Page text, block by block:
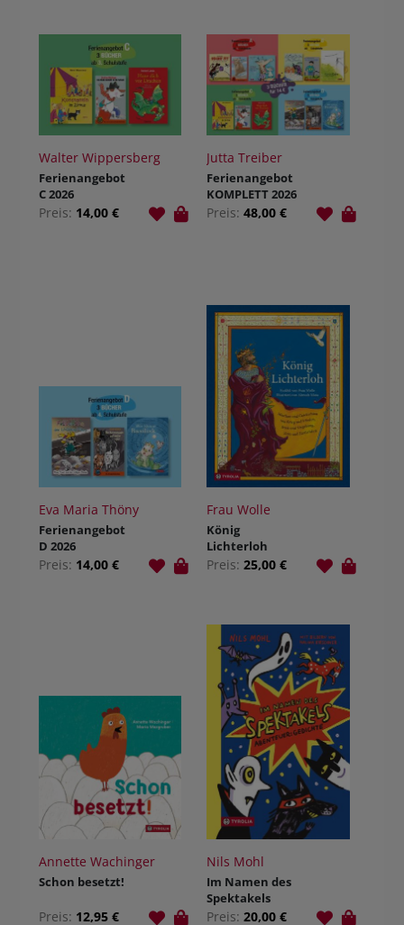
Walter Wippersberg
Ferienangebot
C 2026
Preis: 14,00 €
Jutta Treiber
Ferienangebot
KOMPLETT 2026
Preis: 48,00 €
Eva Maria Thöny
Ferienangebot
D 2026
Preis: 14,00 €
Frau Wolle
König
Lichterloh
Preis: 25,00 €
Annette Wachinger
Schon besetzt!
Preis: 12,95 €
Nils Mohl
Im Namen des
Spektakels
Preis: 20,00 €